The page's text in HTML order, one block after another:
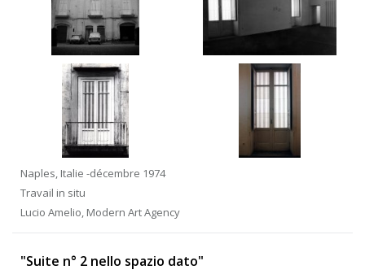
Naples, Italie -décembre 1974
Travail in situ
Lucio Amelio, Modern Art Agency
"Suite n° 2 nello spazio dato"